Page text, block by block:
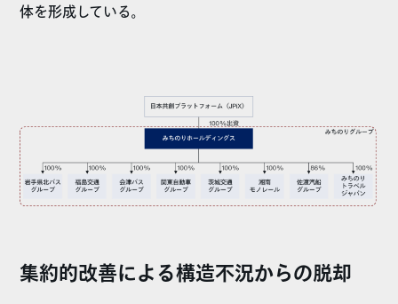
体を形成している。
集約的改善による構造不況からの脱却